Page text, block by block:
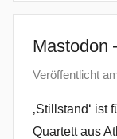
Mastodon
Veröffentlicht
‚Stillstand‘ ist
Quartett aus